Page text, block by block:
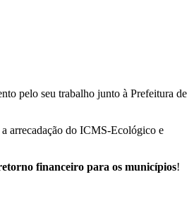
pelo seu trabalho junto à Prefeitura de
arrecadação do ICMS-Ecológico e
financeiro para os municípios!